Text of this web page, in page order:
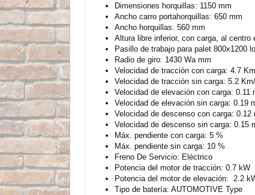
Dimensiones horquillas: 1150 mm
Ancho carro portahorquillas: 650 mm
Ancho horquillas: 560 mm
Altura libre inferior, con carga, al centro
Pasillo de trabajo para palet 800x1200
Radio de giro: 1430 Wa mm
Velocidad de tracción con carga: 4.7
Velocidad de tracción sin carga: 5.2
Velocidad de elevación con carga: 0.11
Velocidad de elevación sin carga: 0.19
Velocidad de descenso con carga: 0.12
Velocidad de descenso sin carga: 0.15
Máx. pendiente con carga: 5 %
Máx. pendiente sin carga: 10 %
Freno De Servicio: Eléctrico
Potencia del motor de tracción: 0.7 kW
Potencia del motor de elevación: 2.2
Tipo de batería: AUTOMOTIVE Type